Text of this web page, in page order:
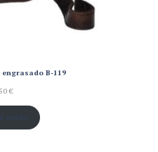
B-119
€
carrito